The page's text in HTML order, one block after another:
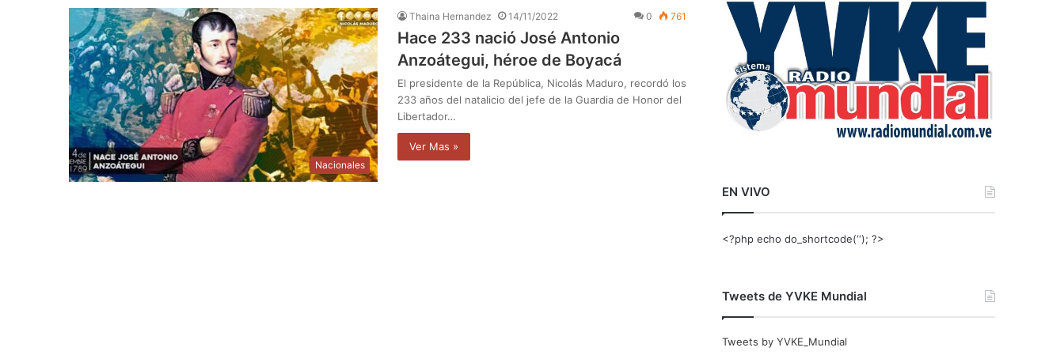
Nacionales
Thaina Hernandez 14/11/2022 0 761
Hace 233 nació José Antonio
Anzoátegui, héroe de Boyacá
El presidente de la República, Nicolás Maduro, recordó los
233 años del natalicio del jefe de la Guardia de Honor del
Libertador…
Ver Mas »
r
EN VIVO
<?php echo do_shortcode(‘‘); ?>
Tweets de YVKE Mundial
Tweets by YVKE_Mundial